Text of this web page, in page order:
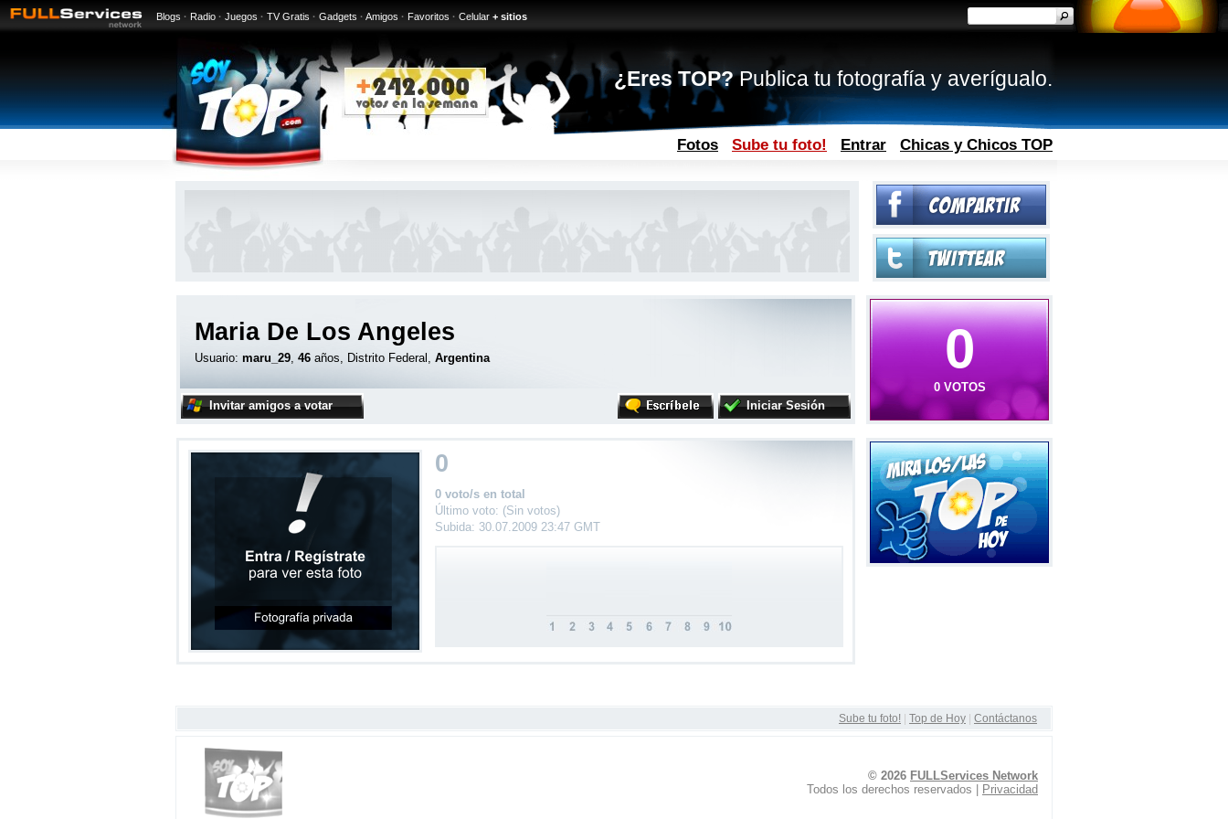
Blogs · Radio · Juegos · TV Gratis · Gadgets · Amigos · Favoritos · Celular + sitios
¿Eres TOP?Publica tu fotografía y averígualo.
Fotos Sube tu foto! Entrar Chicas y Chicos TOP
0
0 VOTOS
Maria De Los Angeles
Usuario: maru_29, 46 años, Distrito Federal, Argentina
Iniciar Sesión
Invitar amigos a votar
0
0 voto/s en total
Último voto: (Sin votos)
Subida: 30.07.2009 23:47 GMT
Sube tu foto! Top de Hoy Contáctanos
© 2026 FULLServices Network
Todos los derechos reservados |
Privacidad